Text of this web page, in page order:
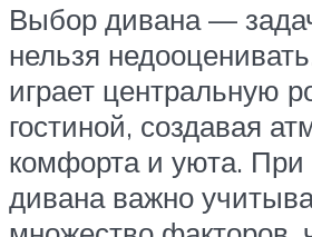
Выбор дивана —
нельзя
играет центральную
гостиной, создавая
комфорта и уюта.
дивана важно